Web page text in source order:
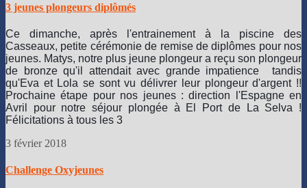
3 jeunes plongeurs diplômés
Ce dimanche, après l'entrainement à la piscine des
Casseaux, petite cérémonie de remise de diplômes pour nos
jeunes. Matys, notre plus jeune plongeur a reçu son plongeur
de bronze qu'il attendait avec grande impatience
tandis
qu'Eva et Lola se sont vu délivrer leur plongeur d'argent !!
Prochaine étape pour nos jeunes : direction l'Espagne en
Avril pour notre séjour plongée à El Port de La Selva !
Félicitations à tous les 3
3 février 2018
Challenge Oxyjeunes